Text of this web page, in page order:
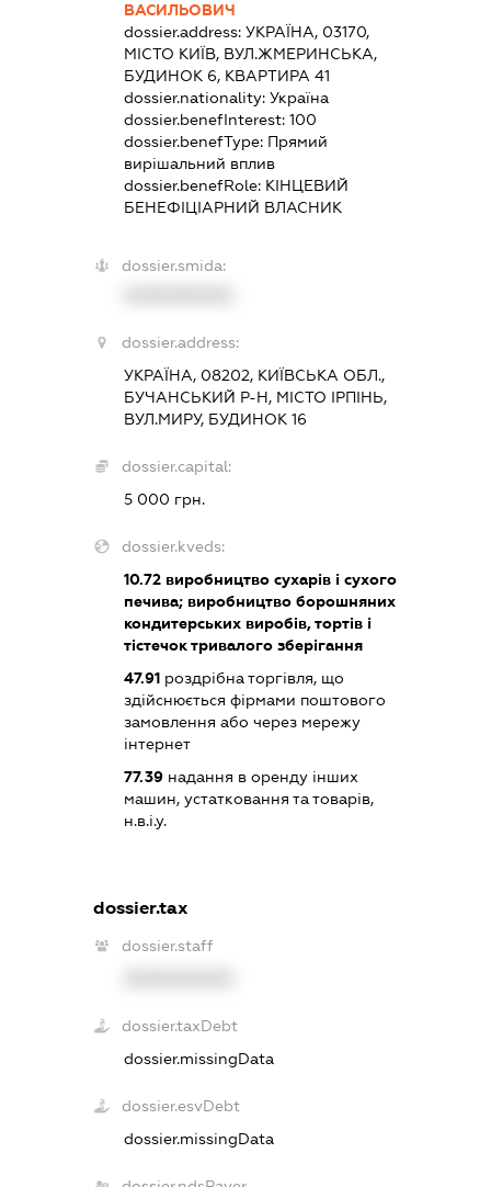
ВАСИЛЬОВИЧ
dossier.address:УКРАЇНА, 03170,
МІСТО КИЇВ, ВУЛ.ЖМЕРИНСЬКА,
БУДИНОК 6, КВАРТИРА 41
dossier.nationality:Україна
dossier.benefInterest:100
dossier.benefType: Прямий
вирішальний вплив
dossier.benefRole: КІНЦЕВИЙ
БЕНЕФІЦІАРНИЙ ВЛАСНИК
dossier.smida:
dossier.address:
УКРАЇНА, 08202, КИЇВСЬКА ОБЛ.,
БУЧАНСЬКИЙ Р-Н, МІСТО ІРПІНЬ,
ВУЛ.МИРУ, БУДИНОК 16
dossier.capital:
5 000 грн.
dossier.kveds:
10.72 виробництво сухарів і сухого
печива; виробництво борошняних
кондитерських виробів, тортів і
тістечок тривалого зберігання
47.91 роздрібна торгівля, що
здійснюється фірмами поштового
замовлення або через мережу
інтернет
77.39 надання в оренду інших
машин, устатковання та товарів,
н.в.і.у.
dossier.tax
dossier.staff
dossier.taxDebt
dossier.missingData
dossier.esvDebt
dossier.missingData